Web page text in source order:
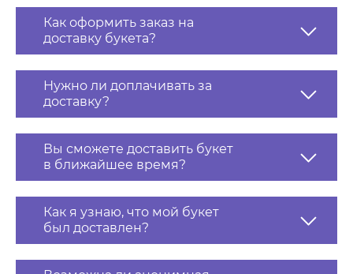
Как оформить заказ на
доставку букета?
Нужно ли доплачивать за
доставку?
Вы сможете доставить букет
в ближайшее время?
Как я узнаю, что мой букет
был доставлен?